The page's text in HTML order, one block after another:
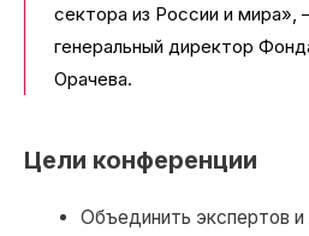
сектора из России и
генеральный директор
Орачева.
Цели конференции
Объединить экспертов и